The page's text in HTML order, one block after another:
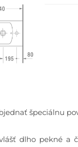
špeciálnu
dlho pekné